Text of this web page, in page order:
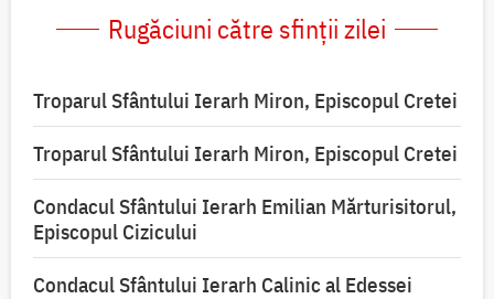
Rugăciuni către sfinții zilei
Troparul Sfântului Ierarh Miron, Episcopul Cretei
Troparul Sfântului Ierarh Miron, Episcopul Cretei
Condacul Sfântului Ierarh Emilian Mărturisitorul,
Episcopul Cizicului
Condacul Sfântului Ierarh Calinic al Edessei